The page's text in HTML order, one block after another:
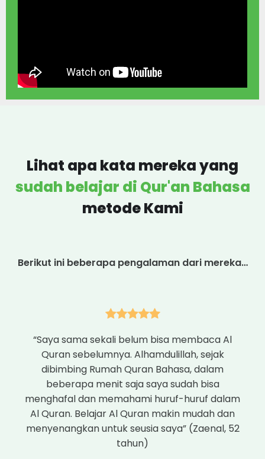
Lihat apa kata mereka yang
sudah belajar di Qur'an Bahasa
metode Kami
Berikut ini beberapa pengalaman dari mereka…
“Saya sama sekali belum bisa membaca Al
Quran sebelumnya. Alhamdulillah, sejak
dibimbing Rumah Quran Bahasa, dalam
beberapa menit saja saya sudah bisa
menghafal dan memahami huruf-huruf dalam
Al Quran. Belajar Al Quran makin mudah dan
menyenangkan untuk seusia saya” (Zaenal, 52
tahun)